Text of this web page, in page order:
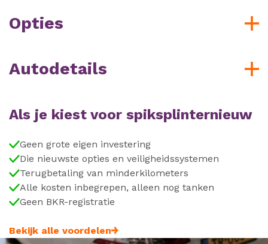
Opties
Autodetails
Als je kiest voor spiksplinternieuw
Geen grote eigen investering
Die nieuwste opties en veiligheidssystemen
Terugbetaling van minderkilometers
Alle kosten inbegrepen, alleen nog tanken
Geen BKR-registratie
Bekijk alle voordelen